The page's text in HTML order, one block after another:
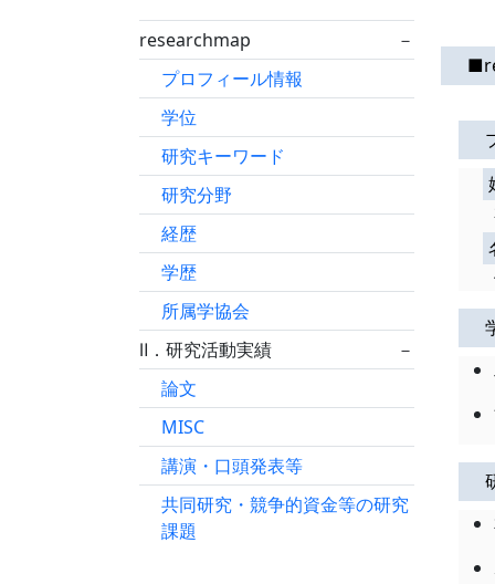
researchmap
－
プロフィール情報
学位
研究キーワード
研究分野
経歴
学歴
所属学協会
Ⅱ．研究活動実績
－
論文
MISC
講演・口頭発表等
共同研究・競争的資金等の研究
課題